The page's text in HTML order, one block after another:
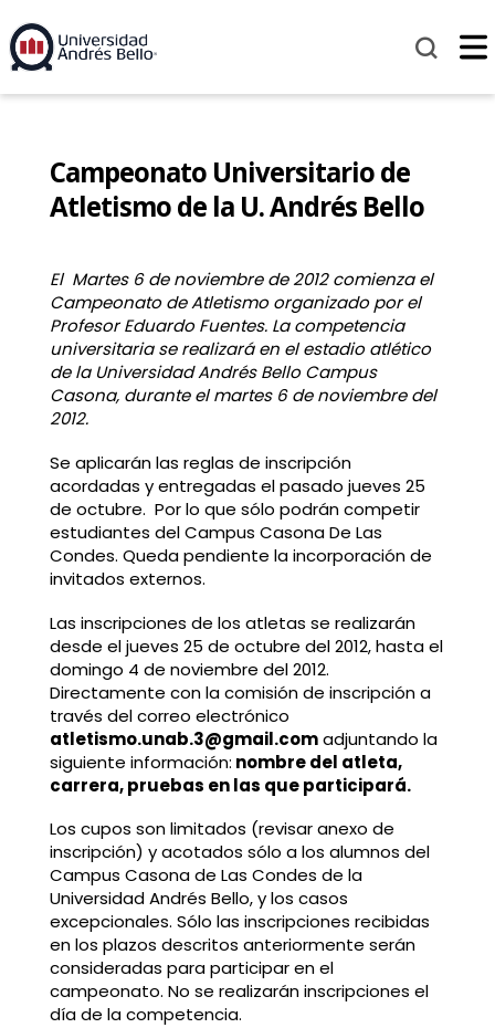
Campeonato Universitario de
Atletismo de la U. Andrés Bello
El Martes 6 de noviembre de 2012 comienza el
Campeonato de Atletismo organizadopor el
Profesor Eduardo Fuentes. La competencia
universitaria se realizará en el estadio atlético
de la Universidad Andrés Bello Campus
Casona, durante el martes 6 de noviembre del
2012.
Se aplicarán las reglas de inscripción
acordadas y entregadas el pasado jueves 25
de octubre. Por lo que sólo podrán competir
estudiantes del Campus Casona De Las
Condes. Queda pendiente la incorporación de
invitados externos.
Las inscripciones de los atletas se realizarán
desde el jueves 25 de octubre del 2012, hasta el
domingo 4 de noviembre del 2012.
Directamente con la comisión de inscripción a
través del correo electrónico
atletismo.unab.3@gmail.comadjuntando la
siguiente información: nombre del atleta,
carrera, pruebas en las que participará.
Los cupos son limitados (revisar anexo de
inscripción) y acotados sólo a los alumnos del
Campus Casona de Las Condes de la
Universidad Andrés Bello, y los casos
excepcionales. Sólo las inscripciones recibidas
en los plazos descritos anteriormente serán
consideradas para participar en el
campeonato. No se realizarán inscripciones el
día de la competencia.